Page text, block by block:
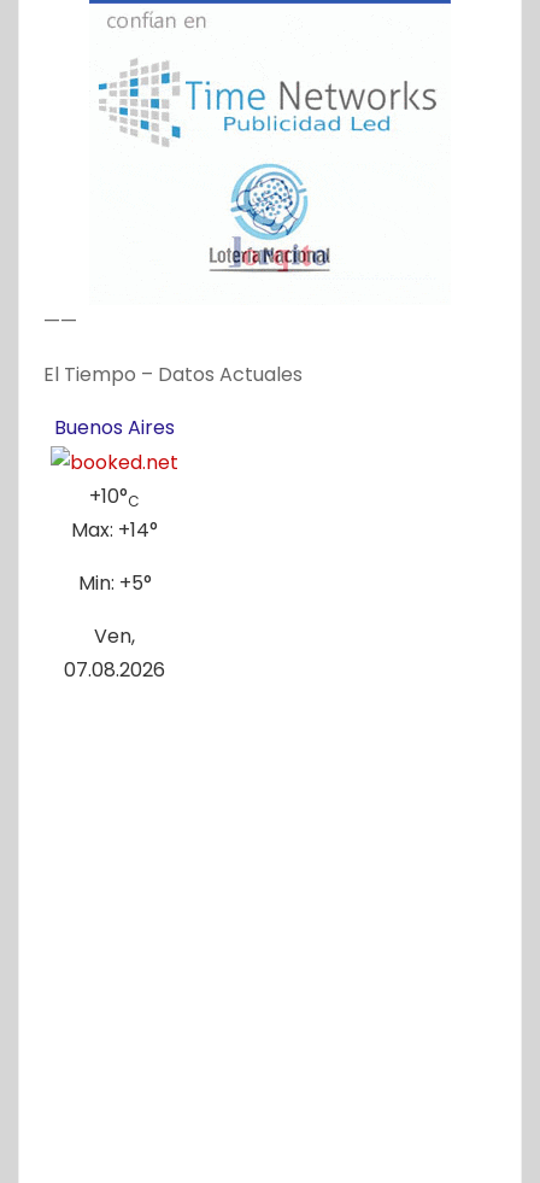
——
El Tiempo – Datos Actuales
Buenos Aires
+10°C
Max: +14°
Min: +5°
Ven,
07.08.2026